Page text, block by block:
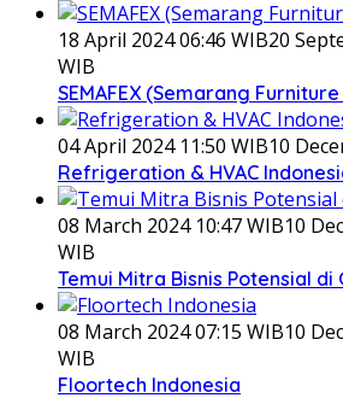
18 April 2024 06:46 WIB20
WIB
SEMAFEX (Semarang
04 April 2024 11:50 WIB10
Refrigeration & HVAC
08 March 2024 10:47 WIB10
WIB
Temui Mitra Bisnis Potensial di
08 March 2024 07:15 WIB10
WIB
Floortech Indonesia